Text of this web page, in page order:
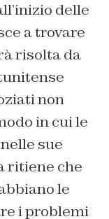
delle
a trovare
risolta da
non
in cui le
sue
ritiene che
le
i problemi